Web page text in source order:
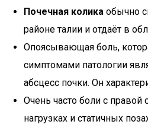
Почечная колика обычно
районе талии и отдаёт в
Опоясывающая боль,
симптомами патологии
абсцесс почки. Он
Очень часто боли с
нагрузках и статичных